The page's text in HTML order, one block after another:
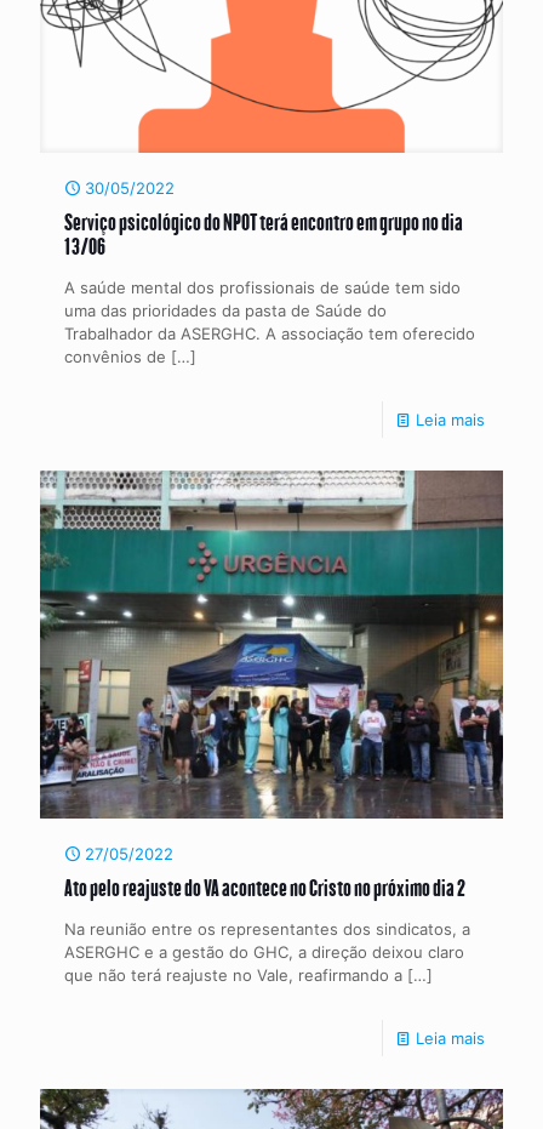
30/05/2022
Serviço psicológico do NPOT terá encontro em grupo no dia
13/06
A saúde mental dos profissionais de saúde tem sido
uma das prioridades da pasta de Saúde do
Trabalhador da ASERGHC. A associação tem oferecido
convênios de […]
Leia mais
27/05/2022
Ato pelo reajuste do VA acontece no Cristo no próximo dia 2
Na reunião entre os representantes dos sindicatos, a
ASERGHC e a gestão do GHC, a direção deixou claro
que não terá reajuste no Vale, reafirmando a […]
Leia mais